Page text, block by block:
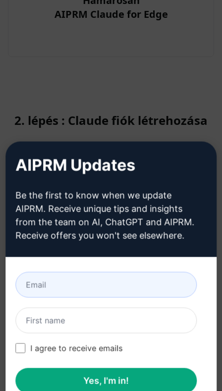
AIPRM Claude for Edge
2. lépés : Claude fiók létrehozása
Kattintson ide, hogy megtudja,
hogyan hozzon létre Claude-
fiókot
3. lépés : Használja a Promptet a
Claude-ban
Próbálja ki a promptot most a Claude-on
AIPRM Updates
Be the first to know when we update
AIPRM. Receive unique tips and insights
from the team on AI, ChatGPT and AIPRM.
Receive offers you won't see elsewhere.
I agree to receive emails
Yes, I'm in!